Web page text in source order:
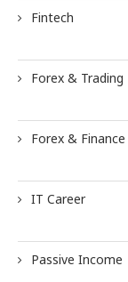
Fintech
Forex & Trading
Forex & Finance
IT Career
Passive Income